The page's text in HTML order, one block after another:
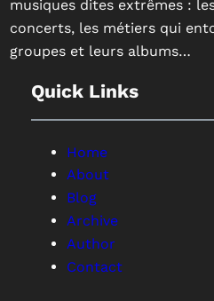
musiques dites extrêmes :
concerts, les métiers qui
groupes et leurs albums…
Quick Links
Home
About
Blog
Archive
Author
Contact